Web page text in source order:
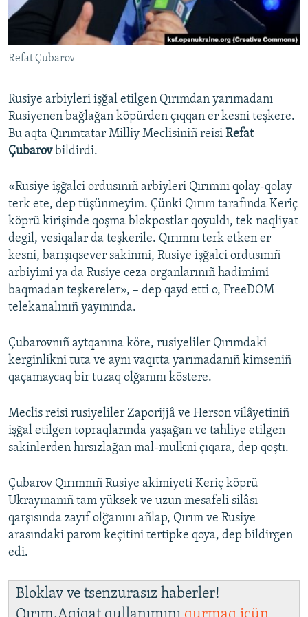
Українською
RFE/RS bütün saytları
Refat Çubarov
Rusiye arbiyleri işğal etilgen Qırımdan yarımadanı
Rusiyenen bağlağan köpürden çıqqan er kesni teşkere.
Bu aqta Qırımtatar Milliy Meclisiniñ reisi Refat
Çubarov bildirdi.
«Rusiye işğalci ordusınıñ arbiyleri Qırımnı qolay-qolay
terk ete, dep tüşünmeyim. Çünki Qırım tarafında Keriç
köprü kirişinde qoşma blokpostlar qoyuldı, tek naqliyat
degil, vesiqalar da teşkerile. Qırımnı terk etken er
kesni, barışıqsever sakinmi, Rusiye işğalci ordusınıñ
arbiyimi ya da Rusiye ceza organlarınıñ hadimimi
baqmadan teşkereler», – dep qayd etti o, FreeDOM
telekanalınıñ yayınında.
Çubarovnıñ aytqanına köre, rusiyeliler Qırımdaki
kerginlikni tuta ve aynı vaqıtta yarımadanıñ kimseniñ
qaçamaycaq bir tuzaq olğanını köstere.
Meclis reisi rusiyeliler Zaporijjâ ve Herson vilâyetiniñ
işğal etilgen topraqlarında yaşağan ve tahliye etilgen
sakinlerden hırsızlağan mal-mulkni çıqara, dep qoştı.
Çubarov Qırımnıñ Rusiye akimiyeti Keriç köprü
Ukrayınanıñ tam yüksek ve uzun mesafeli silâsı
qarşısında zayıf olğanını añlap, Qırım ve Rusiye
arasındaki parom keçitini tertipke qoya, dep bildirgen
edi.
Bloklav ve tsenzurasız haberler!